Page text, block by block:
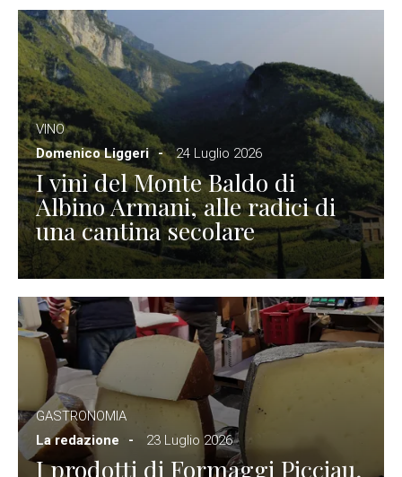
VINO
Domenico Liggeri
24 Luglio 2026
I vini del Monte Baldo di
Albino Armani, alle radici di
una cantina secolare
GASTRONOMIA
La redazione
23 Luglio 2026
I prodotti di Formaggi Picciau,